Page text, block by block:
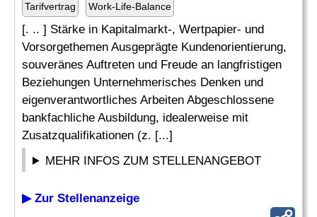
Tarifvertrag Work-Life-Balance
[. .. ] Stärke in Kapitalmarkt-, Wertpapier- und
Vorsorgethemen Ausgeprägte Kundenorientierung,
souveränes Auftreten und Freude an langfristigen
Beziehungen Unternehmerisches Denken und
eigenverantwortliches Arbeiten Abgeschlossene
bankfachliche Ausbildung, idealerweise mit
Zusatzqualifikationen (z. [...]
MEHR INFOS ZUM STELLENANGEBOT
▶ Zur Stellenanzeige